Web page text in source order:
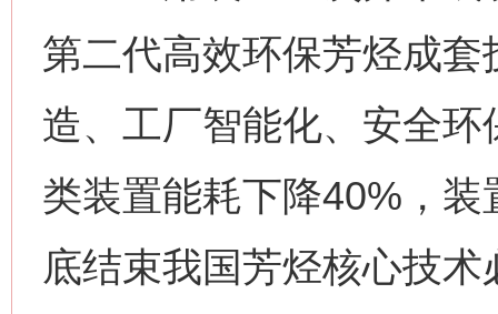
第二代高效环保芳烃成
造、工厂智能化、安全
类装置能耗下降40%，
底结束我国芳烃核心技